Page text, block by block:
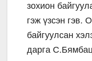
зохион
гэж үзсэн гэв.
байгуулсан
дарга